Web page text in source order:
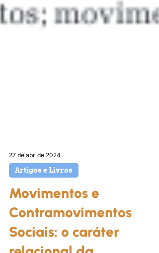
27 de abr. de 2024
Artigos e Livros
Movimentos e
Contramovimentos
Sociais: o caráter